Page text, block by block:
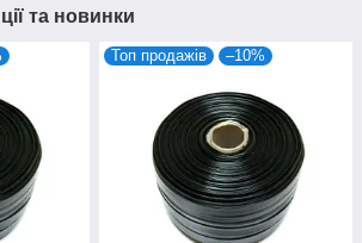
та новинки
Топ продажів –10%